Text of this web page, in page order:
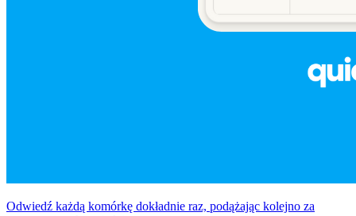
Odwiedź każdą komórkę dokładnie raz, podążając kolejno za